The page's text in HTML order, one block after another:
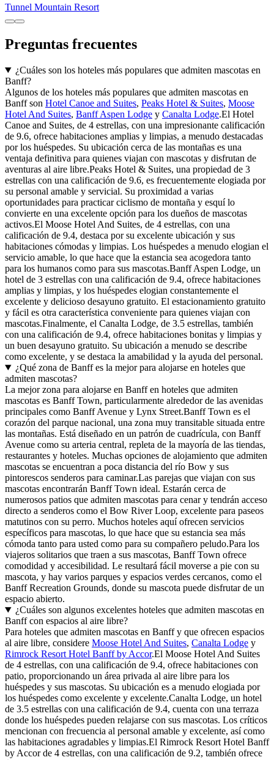
Tunnel Mountain Resort
Preguntas frecuentes
¿Cuáles son los hoteles más populares que admiten mascotas en
Banff?
Algunos de los hoteles más populares que admiten mascotas en
Banff son Hotel Canoe and Suites, Peaks Hotel & Suites, Moose
Hotel And Suites, Banff Aspen Lodge y Canalta Lodge.El Hotel
Canoe and Suites, de 4 estrellas, con una impresionante calificación
de 9.6, ofrece habitaciones amplias y limpias, a menudo destacadas
por los huéspedes. Su ubicación cerca de las montañas es una
ventaja definitiva para quienes viajan con mascotas y disfrutan de
aventuras al aire libre.Peaks Hotel & Suites, una propiedad de 3
estrellas con una calificación de 9.6, es frecuentemente elogiada por
su personal amable y servicial. Su proximidad a varias
oportunidades para practicar ciclismo de montaña y esquí lo
convierte en una excelente opción para los dueños de mascotas
activos.El Moose Hotel And Suites, de 4 estrellas, con una
calificación de 9.4, destaca por su excelente ubicación y sus
habitaciones cómodas y limpias. Los huéspedes a menudo elogian el
servicio amable, lo que hace que la estancia sea acogedora tanto
para los humanos como para sus mascotas.Banff Aspen Lodge, un
hotel de 3 estrellas con una calificación de 9.4, ofrece habitaciones
amplias y limpias, y los huéspedes elogian constantemente el
excelente y delicioso desayuno gratuito. El estacionamiento gratuito
y fácil es otra característica conveniente para quienes viajan con
mascotas.Finalmente, el Canalta Lodge, de 3.5 estrellas, también
con una calificación de 9.4, ofrece habitaciones bonitas y limpias y
un buen desayuno gratuito. Su ubicación a menudo se describe
como excelente, y se destaca la amabilidad y la ayuda del personal.
¿Qué zona de Banff es la mejor para alojarse en hoteles que
admiten mascotas?
La mejor zona para alojarse en Banff en hoteles que admiten
mascotas es Banff Town, particularmente alrededor de las avenidas
principales como Banff Avenue y Lynx Street.Banff Town es el
corazón del parque nacional, una zona muy transitable situada entre
las montañas. Está diseñado en un patrón de cuadrícula, con Banff
Avenue como su arteria central, repleta de la mayoría de las tiendas,
restaurantes y hoteles. Muchas opciones de alojamiento que admiten
mascotas se encuentran a poca distancia del río Bow y sus
pintorescos senderos para caminar.Las parejas que viajan con sus
mascotas encontrarán Banff Town ideal. Estarán cerca de
numerosos patios que admiten mascotas para cenar y tendrán acceso
directo a senderos como el Bow River Loop, excelente para paseos
matutinos con su perro. Muchos hoteles aquí ofrecen servicios
específicos para mascotas, lo que hace que su estancia sea más
cómoda tanto para usted como para su compañero peludo.Para los
viajeros solitarios que traen a sus mascotas, Banff Town ofrece
comodidad y accesibilidad. Le resultará fácil moverse a pie con su
mascota, y hay varios parques y espacios verdes cercanos, como el
Banff Recreation Grounds, donde su mascota puede disfrutar de un
espacio abierto.
¿Cuáles son algunos excelentes hoteles que admiten mascotas en
Banff con espacios al aire libre?
Para hoteles que admiten mascotas en Banff y que ofrecen espacios
al aire libre, considere Moose Hotel And Suites, Canalta Lodge y
Rimrock Resort Hotel Banff by Accor.El Moose Hotel And Suites
de 4 estrellas, con una calificación de 9.4, ofrece habitaciones con
patio, proporcionando un área privada al aire libre para los
huéspedes y sus mascotas. Su ubicación es a menudo elogiada por
los huéspedes como excelente y excelente.Canalta Lodge, un hotel
de 3.5 estrellas con una calificación de 9.4, cuenta con una terraza
donde los huéspedes pueden relajarse con sus mascotas. Los críticos
mencionan con frecuencia al personal amable y excelente, así como
las habitaciones agradables y limpias.El Rimrock Resort Hotel Banff
by Accor de 4 estrellas, con una calificación de 9.2, también ofrece